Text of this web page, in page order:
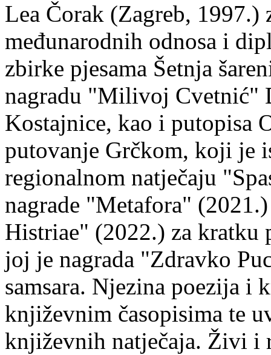
Lea Čorak (Zagreb,
međunarodnih odnosa i
zbirke pjesama Šetnja
nagradu "Milivoj Cvetnić"
Kostajnice, kao i putopisa
putovanje Grčkom, koji je
regionalnom natječaju
nagrade "Metafora"
Histriae" (2022.) za kratku
joj je nagrada "Zdravko
samsara. Njezina poezija i
književnim časopisima te
književnih natječaja. Živi i